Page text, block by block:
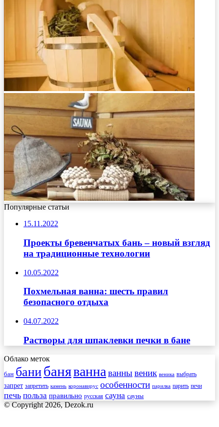
Популярные статьи
15.11.2022
Проекты бревенчатых бань – новый взгляд
на традиционные технологии
10.05.2022
Похмельная ванна: шесть правил
безопасного отдыха
04.07.2022
Растворы для шпаклевки печки в бане
Облако меток
бан банибаняваннаваннывеник веника выбрать
запрет запретить камень коронавирус особенности парилка парить печи
печь польза правильно русская сауна сауны
© Copyright 2026, Dezok.ru